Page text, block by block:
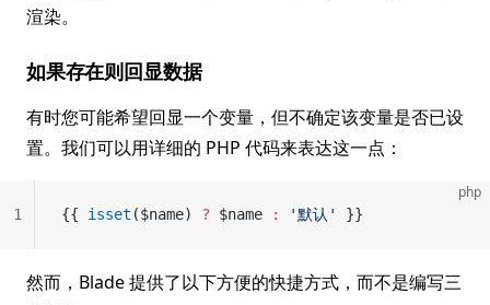
渲染。
如果存在则回显数据
有时您可能希望回显一个变量，但不确定该变量是否已设
置。我们可以用详细的 PHP 代码来表达这一点：
php
{{ isset ($name) ? $name : '默认' }}
1
然而，Blade 提供了以下方便的快捷方式，而不是编写三